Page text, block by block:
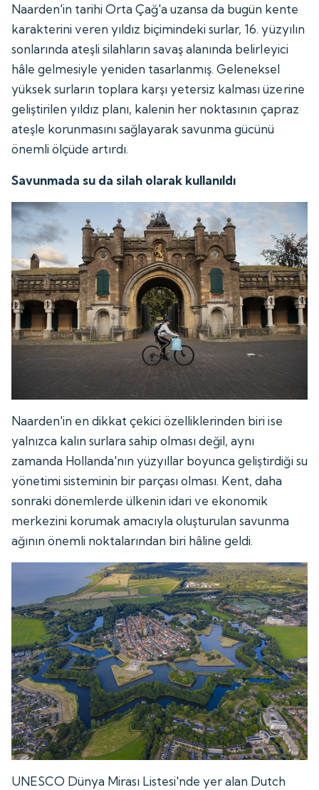
Naarden'in tarihi Orta Çağ'a uzansa da bugün kente
karakterini veren yıldız biçimindeki surlar, 16. yüzyılın
sonlarında ateşli silahların savaş alanında belirleyici
hâle gelmesiyle yeniden tasarlanmış. Geleneksel
yüksek surların toplara karşı yetersiz kalması üzerine
geliştirilen yıldız planı, kalenin her noktasının çapraz
ateşle korunmasını sağlayarak savunma gücünü
önemli ölçüde artırdı.
Savunmada su da silah olarak kullanıldı
Naarden'in en dikkat çekici özelliklerinden biri ise
yalnızca kalın surlara sahip olması değil, aynı
zamanda Hollanda'nın yüzyıllar boyunca geliştirdiği su
yönetimi sisteminin bir parçası olması. Kent, daha
sonraki dönemlerde ülkenin idari ve ekonomik
merkezini korumak amacıyla oluşturulan savunma
ağının önemli noktalarından biri hâline geldi.
UNESCO Dünya Mirası Listesi'nde yer alan Dutch